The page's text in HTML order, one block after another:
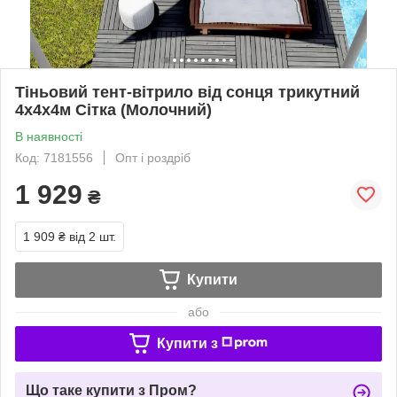
Тіньовий тент-вітрило від сонця трикутний
4х4х4м Сітка (Молочний)
В наявності
Код: 7181556
Опт і роздріб
1 929 ₴
1 909 ₴ від 2 шт.
Купити
або
Купити з
Що таке купити з Пром?